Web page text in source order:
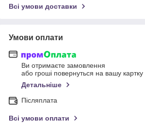
Всі умови доставки
Умови оплати
Ви отримаєте замовлення
або гроші повернуться на вашу картку
Детальніше
Післяплата
Всі умови оплати